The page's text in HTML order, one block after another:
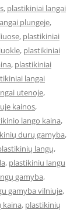
, plastikiniai langai
plungeje,
, plastikiniai
, plastikiniai
, plastikiniai
langai
utenoje,
kainos,
lango kaina,
durų gamyba,
langų,
, plastikiniu langu
gamyba,
gamyba vilniuje,
kaina, plastikinių